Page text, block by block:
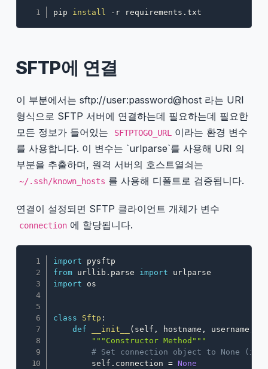
pip install -r requirements.txt
SFTP에 연결
이 부분에서는 sftp://user:password@host 라는 URI
형식으로 SFTP 서버에 연결하는데 필요하는데 필요한
모든 정보가 들어있는
SFTPTOGO_URL
이라는 환경 변수
를 사용합니다. 이 변수는 `urlparse`를 사용해 URI 의
부분을 추출하며, 원격 서버의 호스트열쇠는
~/.ssh/known_hosts 를 사용해 디폴트로 검증됩니다.
연결이 설정되면 SFTP 클라이언트 개체가 변수
connection 에 할당됩니다.
import
from urllib . parse import
import os
class Sftp :
def
__init__ ( self , hostname , username
"""Constructor Method"""
# Set connection object to None
        self
. connection = None